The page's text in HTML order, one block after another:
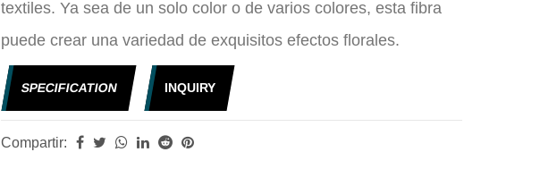
textiles. Ya sea de un solo color o de varios colores, esta fibra
puede crear una variedad de exquisitos efectos florales.
SPECIFICATION INQUIRY
Compartir: